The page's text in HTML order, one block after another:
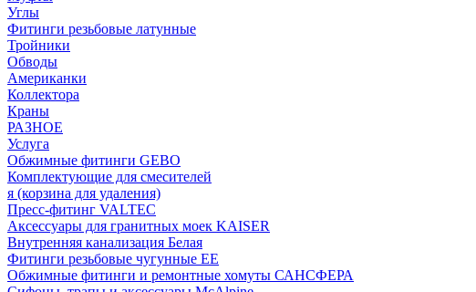
Углы
Фитинги резьбовые латунные
Тройники
Обводы
Американки
Коллектора
Краны
РАЗНОЕ
Услуга
Обжимные фитинги GEBO
Комплектующие для смесителей
я (корзина для удаления)
Пресс-фитинг VALTEC
Аксессуары для гранитных моек KAISER
Внутренняя канализация Белая
Фитинги резьбовые чугунные EE
Обжимные фитинги и ремонтные хомуты САНСФЕРА